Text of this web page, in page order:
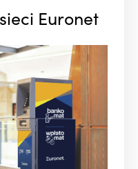
gotówki w sieci Euronet